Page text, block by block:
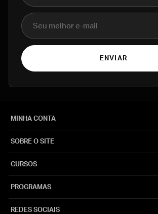
E-mail
ENVIAR
MINHA CONTA
SOBRE O SITE
CURSOS
PROGRAMAS
REDES SOCIAIS